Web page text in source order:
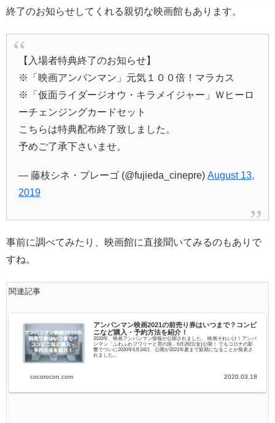
終了のお知らせしてくれる親切な映画館もあります。
【入場者特典終了のお知らせ】
※「映画アンパンマン」元気１００倍！マラカス
※「仮面ライダージオウ・キラメイジャー」Ｗヒーロ
ーチェンジングカードセット
こちらは特典配布終了致しました。
予めご了承下さいませ。
— 藤枝シネ・プレーゴ (@fujieda_cinepre)August 13,
2019
事前に調べてみたり、映画館に直接聞いてみるのもありで
すね。
関連記事
アンパンマン映画2021の前売り券はいつまで？コンビ
ニなど購入・予約方法を紹介！
2020年、映画アンパンマン情報が公開されました。 映画それいけ！アンパ
ンマン「ふわふわフワリーと雲の国」6月26日(金)公開！ でもコロナの影
響でついに2020年6月24日、公開が2021年夏まで延期になることが発表さ
れました...
cocorocon.com 2020.03.18